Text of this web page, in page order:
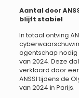
Aantal door
blijft stabiel
In totaal ontving
agentschap nodig
van 2024. Deze
verklaard door
ANSSI tijdens de
van 2024 in Parijs.